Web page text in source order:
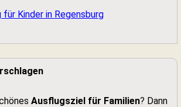
Kinder in Regensburg
Ausflugsziel für Familien? Dann